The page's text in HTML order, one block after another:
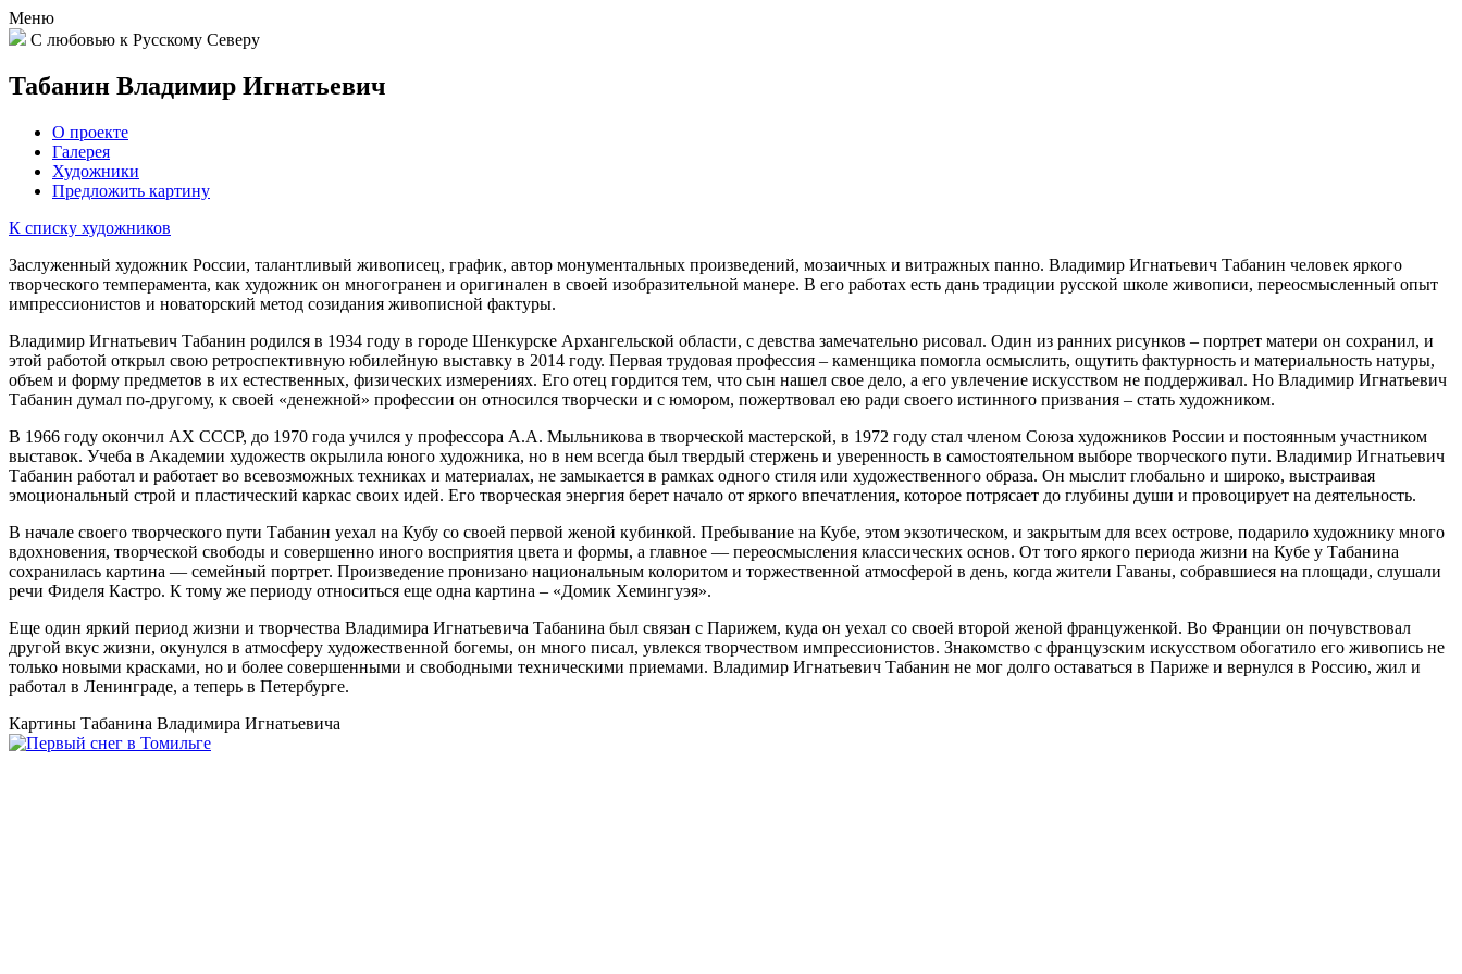
Меню
С любовью к Русскому Северу
Табанин Владимир Игнатьевич
О проекте
Галерея
Художники
Предложить картину
К списку художников
Заслуженный художник России, талантливый живописец, график, автор монументальных произведений, мозаичных и витражных панно. Владимир Игнатьевич Табанин человек яркого
творческого темперамента, как художник он многогранен и оригинален в своей изобразительной манере. В его работах есть дань традиции русской школе живописи, переосмысленный опыт
импрессионистов и новаторский метод созидания живописной фактуры.
Владимир Игнатьевич Табанин родился в 1934 году в городе Шенкурске Архангельской области, с девства замечательно рисовал. Один из ранних рисунков – портрет матери он сохранил, и
этой работой открыл свою ретроспективную юбилейную выставку в 2014 году. Первая трудовая профессия – каменщика помогла осмыслить, ощутить фактурность и материальность натуры,
объем и форму предметов в их естественных, физических измерениях. Его отец гордится тем, что сын нашел свое дело, а его увлечение искусством не поддерживал. Но Владимир Игнатьевич
Табанин думал по-другому, к своей «денежной» профессии он относился творчески и с юмором, пожертвовал ею ради своего истинного призвания – стать художником.
В 1966 году окончил АХ СССР, до 1970 года учился у профессора А.А. Мыльникова в творческой мастерской, в 1972 году стал членом Союза художников России и постоянным участником
выставок. Учеба в Академии художеств окрылила юного художника, но в нем всегда был твердый стержень и уверенность в самостоятельном выборе творческого пути. Владимир Игнатьевич
Табанин работал и работает во всевозможных техниках и материалах, не замыкается в рамках одного стиля или художественного образа. Он мыслит глобально и широко, выстраивая
эмоциональный строй и пластический каркас своих идей. Его творческая энергия берет начало от яркого впечатления, которое потрясает до глубины души и провоцирует на деятельность.
В начале своего творческого пути Табанин уехал на Кубу со своей первой женой кубинкой. Пребывание на Кубе, этом экзотическом, и закрытым для всех острове, подарило художнику много
вдохновения, творческой свободы и совершенно иного восприятия цвета и формы, а главное — переосмысления классических основ. От того яркого периода жизни на Кубе у Табанина
сохранилась картина — семейный портрет. Произведение пронизано национальным колоритом и торжественной атмосферой в день, когда жители Гаваны, собравшиеся на площади, слушали
речи Фиделя Кастро. К тому же периоду относиться еще одна картина – «Домик Хемингуэя».
Еще один яркий период жизни и творчества Владимира Игнатьевича Табанина был связан с Парижем, куда он уехал со своей второй женой француженкой. Во Франции он почувствовал
другой вкус жизни, окунулся в атмосферу художественной богемы, он много писал, увлекся творчеством импрессионистов. Знакомство с французским искусством обогатило его живопись не
только новыми красками, но и более совершенными и свободными техническими приемами. Владимир Игнатьевич Табанин не мог долго оставаться в Париже и вернулся в Россию, жил и
работал в Ленинграде, а теперь в Петербурге.
Картины Табанина Владимира Игнатьевича